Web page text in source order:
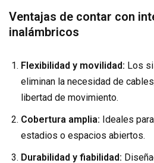
Ventajas de contar con
inalámbricos
Flexibilidad y movilidad: Los
eliminan la necesidad de
libertad de movimiento.
Cobertura amplia: Ideales
estadios o espacios abiertos.
Durabilidad y fiabilidad: